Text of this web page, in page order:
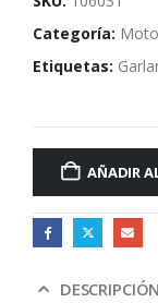
Categoría:
Etiquetas:
AÑADIR
DESCRIPCIÓN